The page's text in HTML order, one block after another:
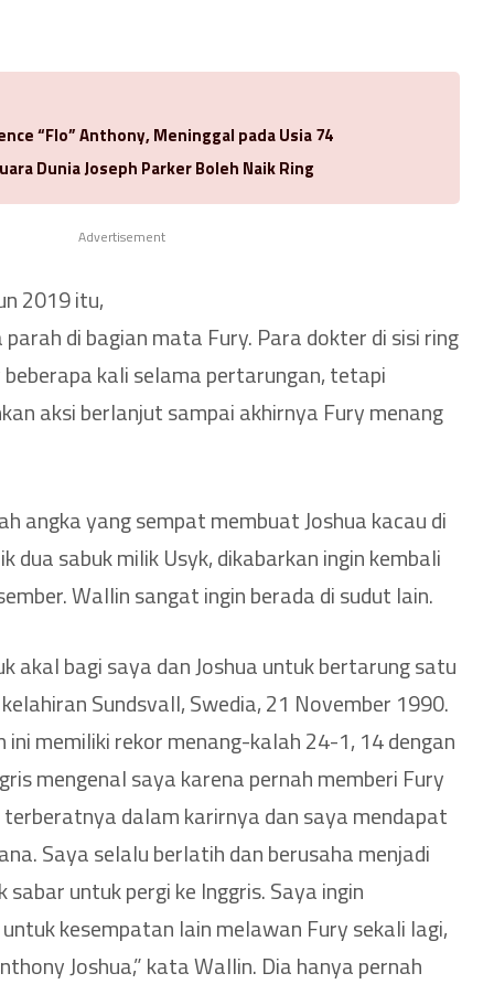
“Flo” Anthony, Meninggal pada Usia 74
Dunia Joseph Parker Boleh Naik Ring
Advertisement
2019 itu,
di bagian mata Fury. Para dokter di sisi ring
kali selama pertarungan, tetapi
aksi berlanjut sampai akhirnya Fury menang
angka yang sempat membuat Joshua kacau di
dua sabuk milik Usyk, dikabarkan ingin kembali
Wallin sangat ingin berada di sudut lain.
akal bagi saya dan Joshua untuk bertarung satu
Sundsvall, Swedia, 21 November 1990.
memiliki rekor menang-kalah 24-1, 14 dengan
mengenal saya karena pernah memberi Fury
dalam karirnya dan saya mendapat
Saya selalu berlatih dan berusaha menjadi
untuk pergi ke Inggris. Saya ingin
kesempatan lain melawan Fury sekali lagi,
Joshua,” kata Wallin. Dia hanya pernah